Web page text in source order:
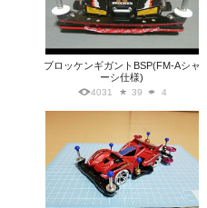
ブロッケンギガントBSP(FM-Aシャ
ーシ仕様)
4031 39 4